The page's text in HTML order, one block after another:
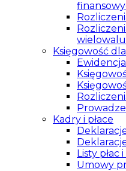
Księgowość
Kadry i płace
Listy
Umowy